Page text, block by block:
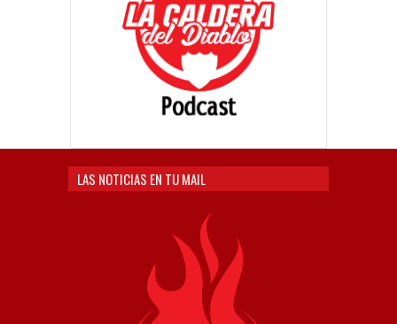
LAS NOTICIAS EN TU MAIL